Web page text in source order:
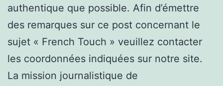
authentique que possible. Afin d’émettre
des remarques sur ce post concernant le
sujet « French Touch » veuillez contacter
les coordonnées indiquées sur notre site.
La mission journalistique de